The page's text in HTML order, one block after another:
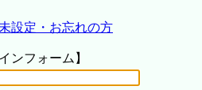
設定・お忘れの方
ンフォーム】